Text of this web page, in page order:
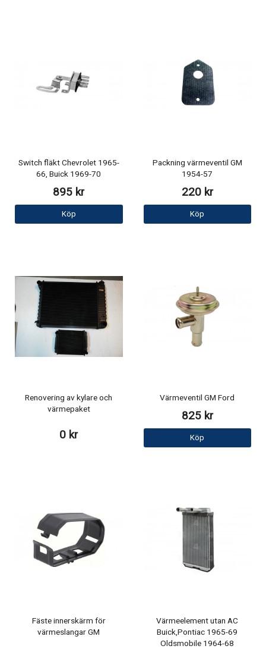
Switch fläkt Chevrolet 1965-
66, Buick 1969-70
895 kr
Köp
Packning värmeventil GM
1954-57
220 kr
Köp
Renovering av kylare och
värmepaket
0 kr
Värmeventil GM Ford
825 kr
Köp
Fäste innerskärm för
värmeslangar GM
Värmeelement utan AC
Buick,Pontiac 1965-69
Oldsmobile 1964-68